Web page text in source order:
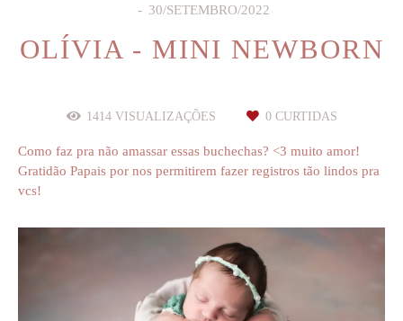
30/SETEMBRO/2022
OLÍVIA - MINI NEWBORN
1414VISUALIZAÇÕES 0CURTIDAS
Como faz pra não amassar essas buchechas? <3 muito amor!
Gratidão Papais por nos permitirem fazer registros tão lindos pra
vcs!